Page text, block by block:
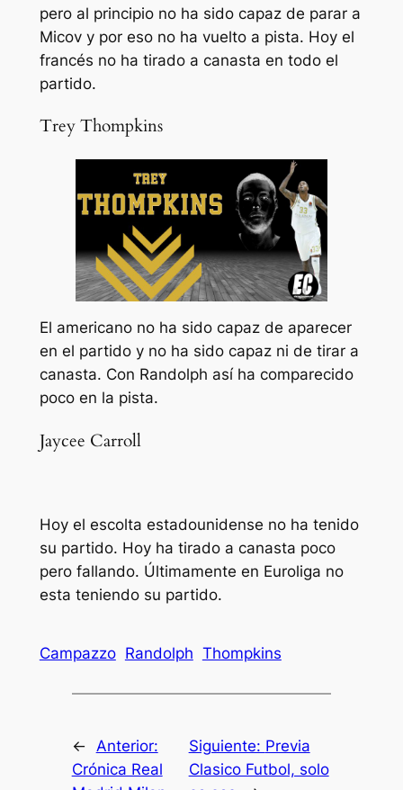
pero al principio no ha sido capaz de parar a
Micov y por eso no ha vuelto a pista. Hoy el
francés no ha tirado a canasta en todo el
partido.
Trey Thompkins
El americano no ha sido capaz de aparecer
en el partido y no ha sido capaz ni de tirar a
canasta. Con Randolph así ha comparecido
poco en la pista.
Jaycee Carroll
Hoy el escolta estadounidense no ha tenido
su partido. Hoy ha tirado a canasta poco
pero fallando. Últimamente en Euroliga no
esta teniendo su partido.
Campazzo Randolph Thompkins
← Anterior:
Crónica Real
Siguiente: Previa
Clasico Futbol, solo